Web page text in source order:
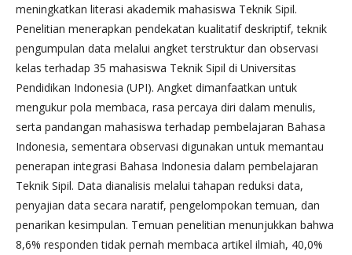
meningkatkan literasi akademik mahasiswa Teknik Sipil.
Penelitian menerapkan pendekatan kualitatif deskriptif, teknik
pengumpulan data melalui angket terstruktur dan observasi
kelas terhadap 35 mahasiswa Teknik Sipil di Universitas
Pendidikan Indonesia (UPI). Angket dimanfaatkan untuk
mengukur pola membaca, rasa percaya diri dalam menulis,
serta pandangan mahasiswa terhadap pembelajaran Bahasa
Indonesia, sementara observasi digunakan untuk memantau
penerapan integrasi Bahasa Indonesia dalam pembelajaran
Teknik Sipil. Data dianalisis melalui tahapan reduksi data,
penyajian data secara naratif, pengelompokan temuan, dan
penarikan kesimpulan. Temuan penelitian menunjukkan bahwa
8,6% responden tidak pernah membaca artikel ilmiah, 40,0%